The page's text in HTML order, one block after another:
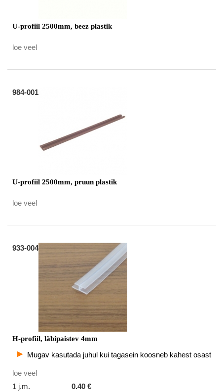
U-profiil 2500mm, beez plastik
loe veel
984-001
U-profiil 2500mm, pruun plastik
loe veel
933-004
H-profiil, läbipaistev 4mm
Mugav kasutada juhul kui tagasein koosneb kahest osast
loe veel
1 j.m.
0.40 €